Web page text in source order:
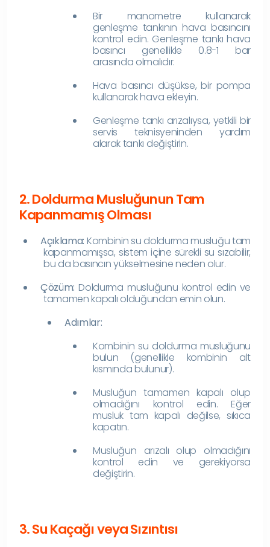
Bir manometre kullanarak
genleşme tankının hava basıncını
kontrol edin. Genleşme tankı hava
basıncı genellikle 0.8-1 bar
arasında olmalıdır.
Hava basıncı düşükse, bir pompa
kullanarak hava ekleyin.
Genleşme tankı arızalıysa, yetkili bir
servis teknisyeninden yardım
alarak tankı değiştirin.
2. Doldurma Musluğunun Tam
Kapanmamış Olması
Açıklama: Kombinin su doldurma musluğu tam
kapanmamışsa, sistem içine sürekli su sızabilir,
bu da basıncın yükselmesine neden olur.
Çözüm: Doldurma musluğunu kontrol edin ve
tamamen kapalı olduğundan emin olun.
Adımlar:
Kombinin su doldurma musluğunu
bulun (genellikle kombinin alt
kısmında bulunur).
Musluğun tamamen kapalı olup
olmadığını kontrol edin. Eğer
musluk tam kapalı değilse, sıkıca
kapatın.
Musluğun arızalı olup olmadığını
kontrol edin ve gerekiyorsa
değiştirin.
3. Su Kaçağı veya Sızıntısı